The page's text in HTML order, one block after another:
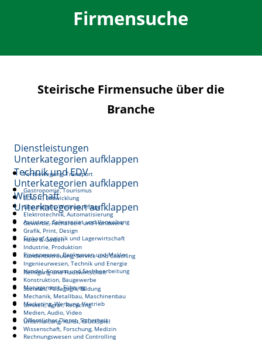
Firmensuche
Steirische Firmensuche über die
Branche
Dienstleistungen
Unterkategorien aufklappen
Fortbewegung, Transport
Gastronomie, Tourismus
Gesundheit, Wellnes, Pflege
Gewerbe, Facharbeit und Handwerk
Haus & Garten
Kundenbetreuung, Service und Coaching
Reinigung und Hauswirtschaft
Soziales, Pädagogik, Bildung
Umwelt, Agrar, Recycling
Unterhaltung, Kunst, Glückspiel
Technik und EDV
Unterkategorien aufklappen
EDV, IT, Entwicklung
Elektrotechnik, Automatisierung
Grafik, Print, Design
Industrie, Produktion
Ingenieurwesen, Technik und Energie
Konstruktion, Baugewerbe
Mechanik, Metallbau, Maschinenbau
Medien, Audio, Video
Wissenschaft, Forschung, Medizin
Wirtschaft
Unterkategorien aufklappen
Assistenz, Sekretariat und Verwaltung
Einkauf, Logistik und Lagerwirtschaft
Finanzwesen, Bankwesen und Makler
Handel, Konsum und Sachbearbeitung
Management, Führung
Marketing, Werbung, Vertrieb
Öffentlicher Dienst, Sicherheit
Rechnungswesen und Controlling